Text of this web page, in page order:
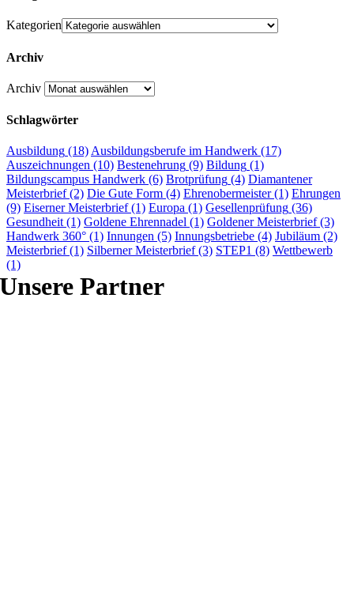
Kategorien
Archiv
Archiv
Schlagwörter
Ausbildung (18)Ausbildungsberufe im Handwerk (17)
Auszeichnungen (10) Bestenehrung (9) Bildung (1)
Bildungscampus Handwerk (6) Brotprüfung (4) Diamantener
Meisterbrief(2) Die Gute Form (4) Ehrenobermeister(1) Ehrungen
(9) Eiserner Meisterbrief(1) Europa (1) Gesellenprüfung (36)
Gesundheit(1) Goldene Ehrennadel (1) Goldener Meisterbrief(3)
Handwerk 360° (1) Innungen (5) Innungsbetriebe (4) Jubiläum (2)
Meisterbrief(1) Silberner Meisterbrief(3) STEP1 (8) Wettbewerb
(1)
Unsere Partner